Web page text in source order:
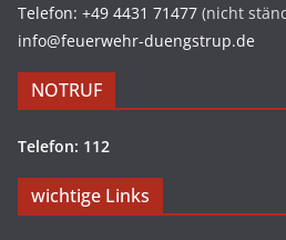
Telefon: +49 4431 71477 (nicht
info@feuerwehr-duengstrup.de
NOTRUF
Telefon: 112
wichtige Links